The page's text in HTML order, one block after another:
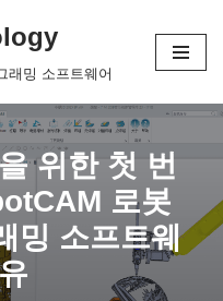
래밍 소프트웨어
위한 첫 번
로봇
밍 소프트웨